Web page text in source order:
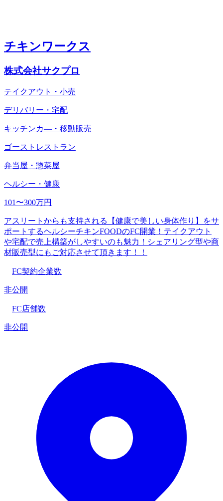
チキンワークス
株式会社サクプロ
テイクアウト・小売
デリバリー・宅配
キッチンカ―・移動販売
ゴーストレストラン
弁当屋・惣菜屋
ヘルシー・健康
101〜300万円
アスリートからも支持される【健康で美しい身体作り】をサ
ポートするヘルシーチキンFOODのFC開業！テイクアウト
や宅配で売上構築がしやすいのも魅力！シェアリング型や商
材販売型にもご対応させて頂きます！！
FC契約企業数
非公開
FC店舗数
非公開